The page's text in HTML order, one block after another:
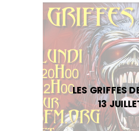
LES GRIFFES
13